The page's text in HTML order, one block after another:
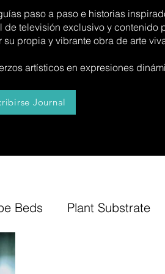
paso a paso e historias
televisión exclusivo y contenido
propia y vibrante obra de arte
artísticos en expresiones
Journal
Beds Plant Substrate
by Step